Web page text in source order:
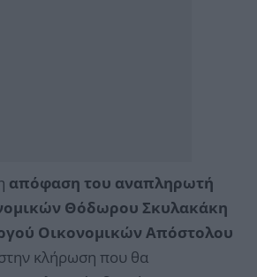
απόφαση του αναπληρωτή
Θόδωρου Σκυλακάκη
Οικονομικών Απόστολου
κλήρωση που θα